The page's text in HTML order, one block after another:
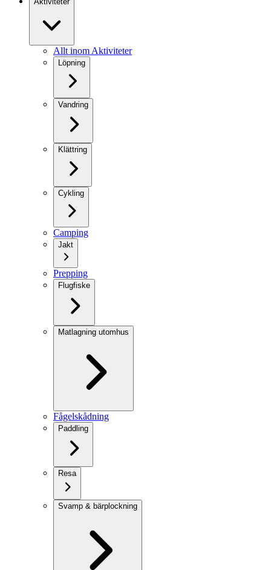
Allt inom Aktiviteter
Löpning
Vandring
Klättring
Cykling
Camping
Jakt
Prepping
Flugfiske
Matlagning utomhus
Fågelskådning
Paddling
Resa
Svamp & bärplockning